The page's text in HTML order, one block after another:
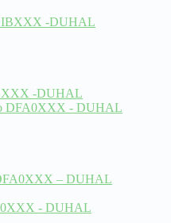
-DUHAL
– DUHAL